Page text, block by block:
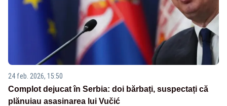
24 feb. 2026, 15:50
Complot dejucat în Serbia: doi bărbați, suspectați că
plănuiau asasinarea lui Vučić